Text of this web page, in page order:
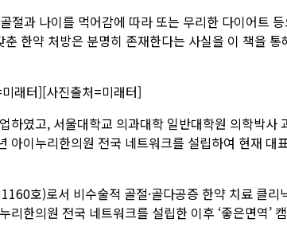
과 나이를 먹어감에 따라 또는 무리한 다이어트
한약 처방은 분명히 존재한다는 사실을 이 책을
[사진출처=미래터]
였고, 서울대학교 의과대학 일반대학원 의학박사
이누리한의원 전국 네트워크를 설립하여 현재 대
호)로서 비수술적 골절·골다공증 한약 치료 클
한의원 전국 네트워크를 설립한 이후 ‘좋은면역’